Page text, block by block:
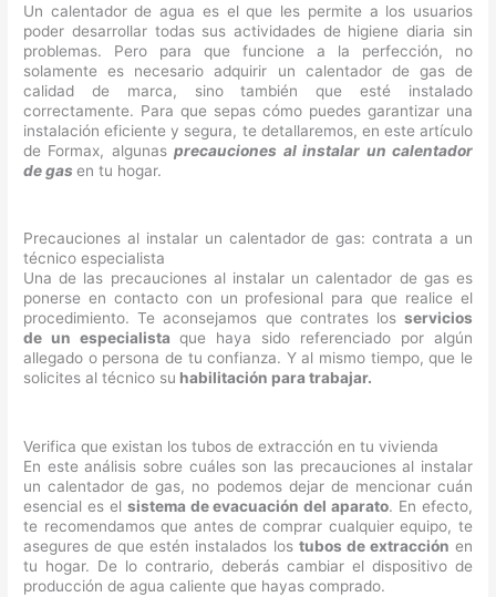
Un calentador de agua es el que les permite a los usuarios
poder desarrollar todas sus actividades de higiene diaria sin
problemas. Pero para que funcione a la perfección, no
solamente es necesario adquirir un calentador de gas de
calidad de marca, sino también que esté instalado
correctamente. Para que sepas cómo puedes garantizar una
instalación eficiente y segura, te detallaremos, en este artículo
de Formax, algunasprecauciones al instalar un calentador
de gasen tu hogar.
Precauciones al instalar un calentador de gas: contrata a un
técnico especialista
Una de las precauciones al instalar un calentador de gas es
ponerse en contacto con un profesional para que realice el
procedimiento. Te aconsejamos que contrates los servicios
de un especialistaque haya sido referenciado por algún
allegado o persona de tu confianza. Y al mismo tiempo, que le
solicites al técnico su habilitación para trabajar.
Verifica que existan los tubos de extracción en tu vivienda
En este análisis sobre cuáles son las precauciones al instalar
un calentador de gas, no podemos dejar de mencionar cuán
esencial es el sistema de evacuación del aparato. En efecto,
te recomendamos que antes de comprar cualquier equipo, te
asegures de que estén instalados los tubos de extracción en
tu hogar. De lo contrario, deberás cambiar el dispositivo de
producción de agua caliente que hayas comprado.